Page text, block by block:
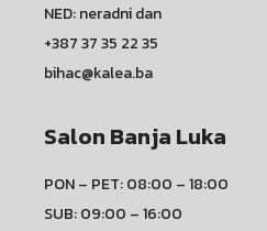
NED: neradni dan
+387 37 35 22 35
bihac@kalea.ba
Salon Banja Luka
PON – PET: 08:00 – 18:00
SUB: 09:00 – 16:00